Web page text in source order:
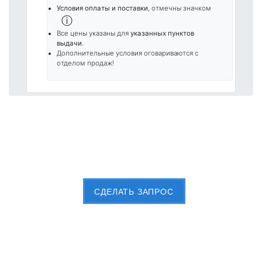
Условия оплаты и поставки, отмечны значком
ⓘ
Все цены указаны для указанных пунктов
выдачи.
Дополнительные условия оговариваются с
отделом продаж!
CДЕЛАТЬ ЗАПРОС